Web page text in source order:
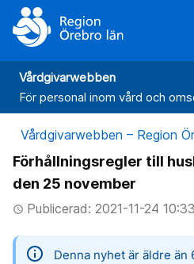
Vårdgivarwebben
För personal inom vård och
Vårdgivarwebben – Region
Förhållningsregler till
den 25 november
access_timePublicerad: 2021-11-24 10:33
information
Denna nyhet är äldre än